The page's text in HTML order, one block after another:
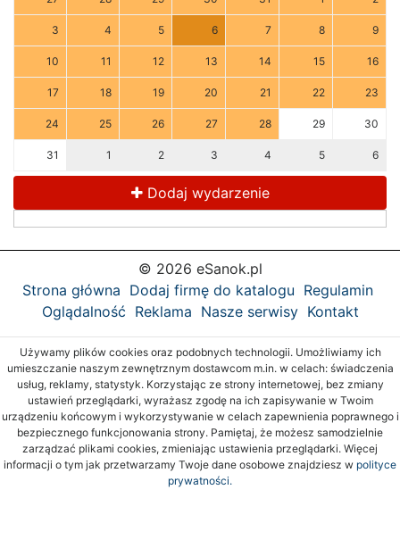
3 4 5 6 7 8 9
10 11 12 13 14 15 16
17 18 19 20 21 22 23
24 25 26 27 28 29 30
31 1 2 3 4 5 6
Dodaj wydarzenie
© 2026 eSanok.pl
Strona główna Dodaj firmę do katalogu Regulamin
Oglądalność Reklama Nasze serwisy Kontakt
Używamy plików cookies oraz podobnych technologii. Umożliwiamy ich
umieszczanie naszym zewnętrznym dostawcom m.in. w celach: świadczenia
usług, reklamy, statystyk. Korzystając ze strony internetowej, bez zmiany
ustawień przeglądarki, wyrażasz zgodę na ich zapisywanie w Twoim
urządzeniu końcowym i wykorzystywanie w celach zapewnienia poprawnego i
bezpiecznego funkcjonowania strony. Pamiętaj, że możesz samodzielnie
zarządzać plikami cookies, zmieniając ustawienia przeglądarki. Więcej
informacji o tym jak przetwarzamy Twoje dane osobowe znajdziesz w polityce
prywatności.